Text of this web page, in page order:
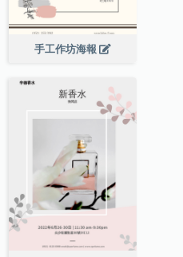
手工作坊海報